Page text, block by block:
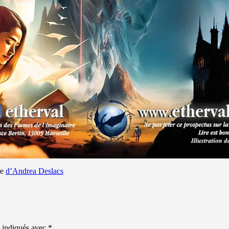
d’Andrea Deslacs